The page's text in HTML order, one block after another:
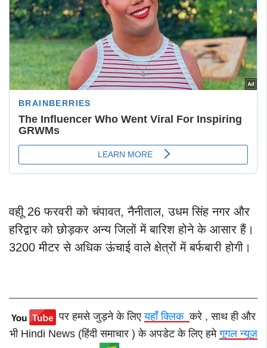
वहीू 26 फरवरी को चंपावत, नैनीताल, उधम सिंह नगर और
हरिद्वार को छोड़कर अन्य जिलों में बारिश होने के आसार हैं।
3200 मीटर से अधिक ऊंचाई वाले क्षेत्रों में बर्फबारी होगी।
पर हमसे जुड़ने के लिएयहाँ क्लिककरे , साथ ही और
भी Hindi News (हिंदी समाचार ) के अपडेट के लिए हमेगूगल न्यूज़